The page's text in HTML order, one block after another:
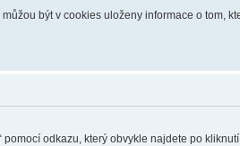
být v cookies uloženy informace o tom,
odkazu, který obvykle najdete po